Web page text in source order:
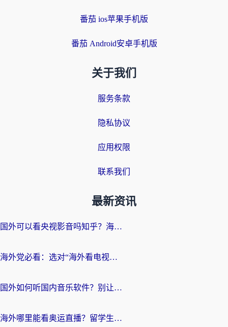
番茄 ios苹果手机版
番茄 Android安卓手机版
关于我们
服务条款
隐私协议
应用权限
联系我们
最新资讯
国外可以看央视影音吗知乎？海外党亲测有效的回国加速方案
海外党必看：选对“海外看电视剧软件”，再也不用愁国内剧刷不了
国外如何听国内音乐软件？别让地域限制，断了你的中文歌单
海外哪里能看奥运直播？留学生&海外华人必看的体育赛事观赛终极指南